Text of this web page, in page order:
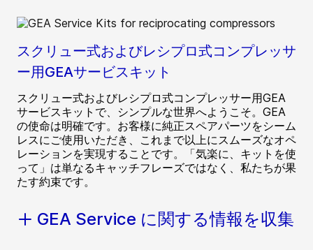
スクリュー式およびレシプロ式コンプレッサ
ー用GEAサービスキット
スクリュー式およびレシプロ式コンプレッサー用GEA
サービスキットで、シンプルな世界へようこそ。GEA
の使命は明確です。お客様に純正スペアパーツをシーム
レスにご使用いただき、これまで以上にスムーズなオペ
レーションを実現することです。「気楽に、キットを使
って」は単なるキャッチフレーズではなく、私たちが果
たす約束です。
GEA Service に関する情報を収集